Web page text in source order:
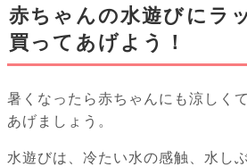
赤ちゃんの水遊びにラ
買ってあげよう！
暑くなったら赤ちゃんにも涼しく
あげましょう。
水遊びは、冷たい水の感触、水し